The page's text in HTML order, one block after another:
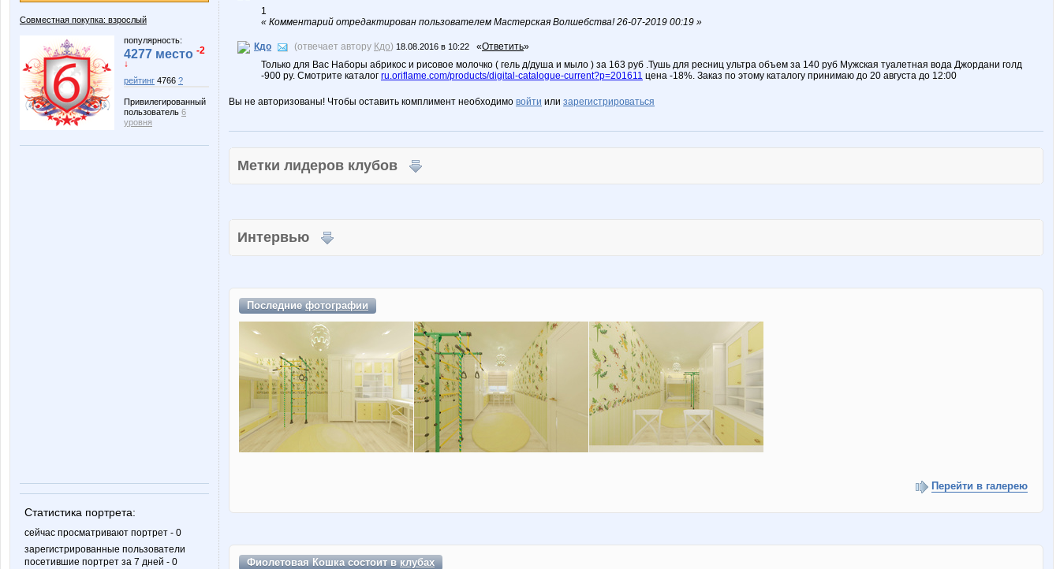
Совместная покупка: взрослый
популярность:
4277 место -2
↓
рейтинг 4766 ?
Привилегированный
пользователь 6
уровня
Статистика портрета:
сейчас просматривают портрет - 0
зарегистрированные пользователи
посетившие портрет за 7 дней - 0
1
« Комментарий отредактирован пользователем Мастерская Волшебства! 26-07-2019 00:19 »
Кдо (отвечает автору Кдо) 18.08.2016 в 10:22 «Ответить»
Только для Вас Наборы абрикос и рисовое молочко ( гель д/душа и мыло ) за 163 руб .Тушь для ресниц ультра объем за 140 руб Мужская туалетная вода Джордани голд
-900 ру. Смотрите каталог ru.oriflame.com/products/digital-catalogue-current?p=201611 цена -18%. Заказ по этому каталогу принимаю до 20 августа до 12:00
Вы не авторизованы! Чтобы оставить комплимент необходимо войти или зарегистрироваться
Метки лидеров клубов
Интервью
Последниефотографии
Перейти в галерею
Фиолетовая Кошка состоит вклубах